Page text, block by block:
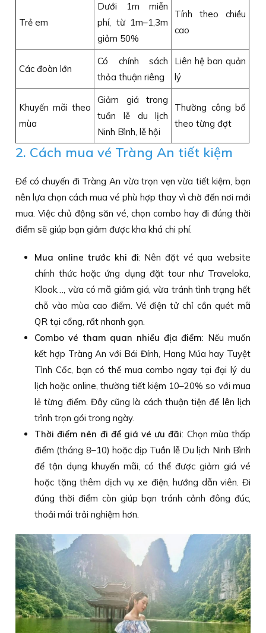
Trẻ em
Dưới 1m miễn
phí, từ 1m–1,3m
giảm 50%
Tính theo chiều
cao
Các đoàn lớn
Có chính sách
thỏa thuận riêng
Liên hệ ban quản
lý
Khuyến mãi theo
mùa
Giảm giá trong
tuần lễ du lịch
Ninh Bình, lễ hội
Thường công bố
theo từng đợt
2. Cách mua vé Tràng An tiết kiệm
Để có chuyến đi Tràng An vừa trọn vẹn vừa tiết kiệm, bạn
nên lựa chọn cách mua vé phù hợp thay vì chờ đến nơi mới
mua. Việc chủ động săn vé, chọn combo hay đi đúng thời
điểm sẽ giúp bạn giảm được kha khá chi phí.
Mua online trước khi đi: Nên đặt vé qua website
chính thức hoặc ứng dụng đặt tour như Traveloka,
Klook…, vừa có mã giảm giá, vừa tránh tình trạng hết
chỗ vào mùa cao điểm. Vé điện tử chỉ cần quét mã
QR tại cổng, rất nhanh gọn.
Combo vé tham quan nhiều địa điểm: Nếu muốn
kết hợp Tràng An với Bái Đính, Hang Múa hay Tuyệt
Tình Cốc, bạn có thể mua combo ngay tại đại lý du
lịch hoặc online, thường tiết kiệm 10–20% so với mua
lẻ từng điểm. Đây cũng là cách thuận tiện để lên lịch
trình trọn gói trong ngày.
Thời điểm nên đi để giá vé ưu đãi: Chọn mùa thấp
điểm (tháng 8–10) hoặc dịp Tuần lễ Du lịch Ninh Bình
để tận dụng khuyến mãi, có thể được giảm giá vé
hoặc tặng thêm dịch vụ xe điện, hướng dẫn viên. Đi
đúng thời điểm còn giúp bạn tránh cảnh đông đúc,
thoải mái trải nghiệm hơn.